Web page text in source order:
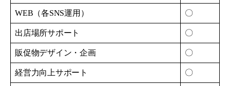
WEB（各SNS運用） 〇
出店場所サポート 〇
販促物デザイン・企画 〇
経営力向上サポート 〇